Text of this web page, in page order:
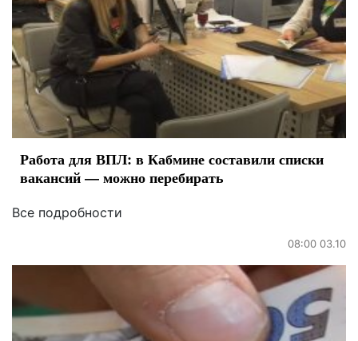
Работа для ВПЛ: в Кабмине составили списки
вакансий — можно перебирать
Все подробности
08:00 03.10